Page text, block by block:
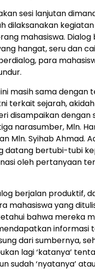
sesi lanjutan
dilaksanakan
mahasiswa. Dialog
hangat, seru dan
para
masih sama dengan
terkait sejarah,
disampaikan dengan
narasumber, Mln.
Mln. Syihab Ahmad.
datang bertubi-tubi
oleh pertanyaan
berjalan produktif,
mahasiswa yang
bahwa mereka
informasi
dari sumbernya,
lagi ‘katanya’
sudah ‘nyatanya’